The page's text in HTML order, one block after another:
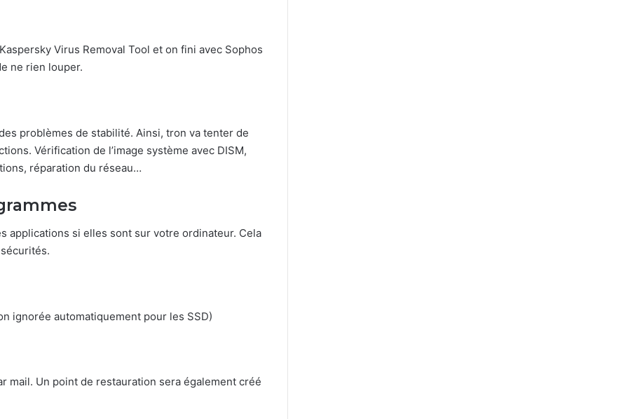
Virus Removal Tool et on fini avec Sophos
ne rien louper.
problèmes de stabilité. Ainsi, tron va tenter de
Vérification de l’image système avec DISM,
réparation du réseau…
applications si elles sont sur votre ordinateur. Cela
ignorée automatiquement pour les SSD)
mail. Un point de restauration sera également créé